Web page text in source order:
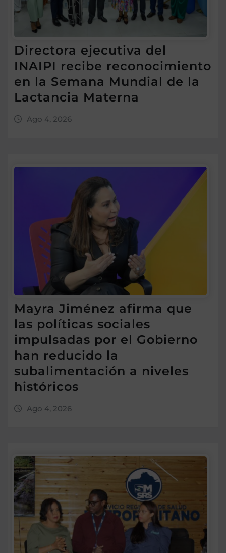
Directora ejecutiva del
INAIPI recibe reconocimiento
en la Semana Mundial de la
Lactancia Materna
Ago 4, 2026
Mayra Jiménez afirma que
las políticas sociales
impulsadas por el Gobierno
han reducido la
subalimentación a niveles
históricos
Ago 4, 2026